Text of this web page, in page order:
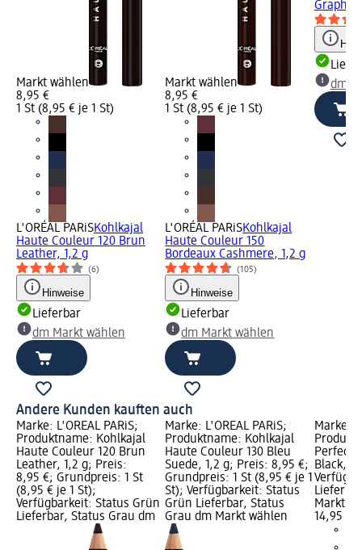
Markt wählen
8,95 €
1 St (8,95 € je 1 St)
L'ORÉAL PARiSKohlkajal
Haute Couleur 120 Brun
Leather, 1,2 g
(6)
Hinweise
Lieferbar
dm Markt wählen
Markt wählen
8,95 €
1 St (8,95 € je 1 St)
L'ORÉAL PARiSKohlkajal
Haute Couleur 150
Bordeaux Cashmere, 1,2 g
(105)
Hinweise
Lieferbar
dm Markt wählen
dm
Andere Kunden kauften auch
Marke: L'ORÉAL PARiS;
Produktname: Kohlkajal
Haute Couleur 120 Brun
Leather, 1,2 g; Preis:
8,95 €; Grundpreis: 1 St
(8,95 € je 1 St);
Verfügbarkeit: Status Grün
Lieferbar, Status Grau dm
Marke: L'ORÉAL PARiS;
Produktname: Kohlkajal
Haute Couleur 130 Bleu
Suede, 1,2 g; Preis: 8,95 €;
Grundpreis: 1 St (8,95 € je 1
St); Verfügbarkeit: Status
Grün Lieferbar, Status
Grau dm Markt wählen
Marke:
Perfect
Black,
Markt
14,95 €